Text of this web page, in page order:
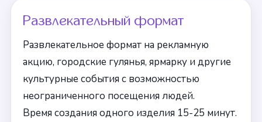
Развлекательный формат
Развлекательное формат на рекламную
акцию, городские гулянья, ярмарку и другие
культурные события с возможностью
неограниченного посещения людей.
Время создания одного изделия 15-25 минут.